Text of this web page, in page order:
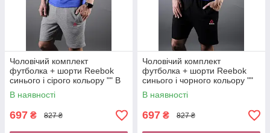
Чоловічий комплект
футболка + шорти Reebok
синього і сірого кольору "" В
стилі Reebok ""
В наявності
697 ₴ 827 ₴
Чоловічий комплект
футболка + шорти Reebok
синього і чорного кольору ""
В стилі Reebok ""
В наявності
697 ₴ 827 ₴